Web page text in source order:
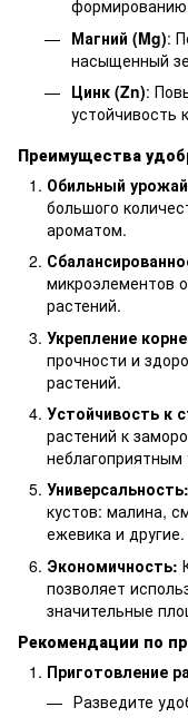
Магний (Mg):
насыщенный
Цинк (Zn):
устойчивость
Преимущества
Обильный
большого
ароматом.
микроэлементов
растений.
Укрепление
прочности и
растений.
Устойчивость к
растений к
неблагоприятным
Универсальность:
кустов: малина,
ежевика и другие.
Экономичность:
позволяет
значительные
Рекомендации по
Приготовление
Разведите